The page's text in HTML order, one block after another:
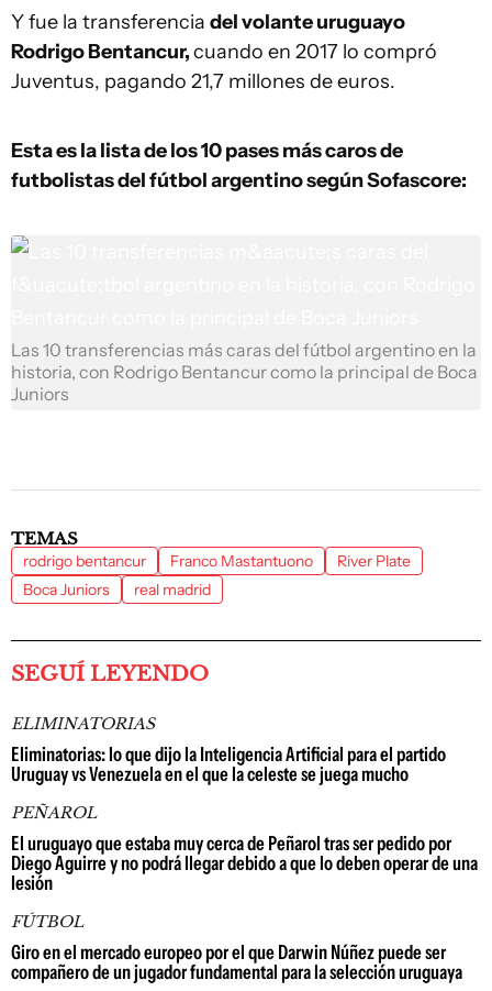
Y fue la transferencia del volante uruguayo
Rodrigo Bentancur,cuando en 2017 lo compró
Juventus, pagando 21,7 millones de euros.
Esta es la lista de los 10 pases más caros de
futbolistas del fútbol argentino según Sofascore:
Las 10 transferencias más caras del fútbol argentino en la
historia, con Rodrigo Bentancur como la principal de Boca
Juniors
TEMAS
rodrigo bentancur Franco Mastantuono
River Plate
Boca Juniors
real madrid
SEGUÍ LEYENDO
ELIMINATORIAS
Eliminatorias: lo que dijo la Inteligencia Artificial para el partido
Uruguay vs Venezuela en el que la celeste se juega mucho
PEÑAROL
El uruguayo que estaba muy cerca de Peñarol tras ser pedido por
Diego Aguirre y no podrá llegar debido a que lo deben operar de una
lesión
FÚTBOL
Giro en el mercado europeo por el que Darwin Núñez puede ser
compañero de un jugador fundamental para la selección uruguaya